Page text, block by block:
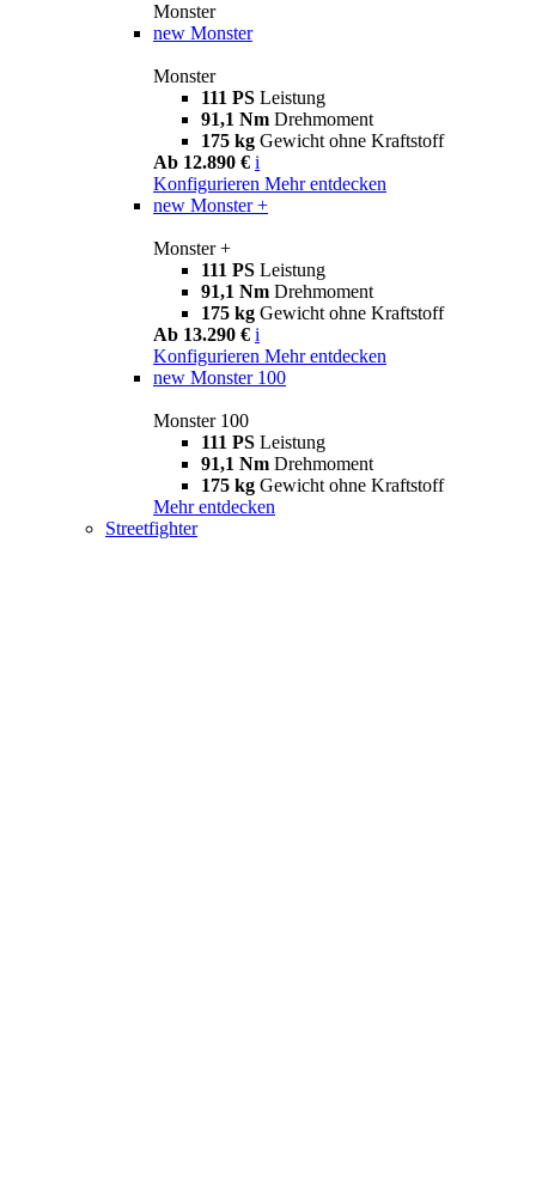
Monster
new Monster
Monster
111 PS Leistung
91,1 Nm Drehmoment
175 kg Gewicht ohne Kraftstoff
Ab 12.890 € i
Konfigurieren Mehr entdecken
new Monster +
Monster +
111 PS Leistung
91,1 Nm Drehmoment
175 kg Gewicht ohne Kraftstoff
Ab 13.290 € i
Konfigurieren Mehr entdecken
new Monster 100
Monster 100
111 PS Leistung
91,1 Nm Drehmoment
175 kg Gewicht ohne Kraftstoff
Mehr entdecken
Streetfighter